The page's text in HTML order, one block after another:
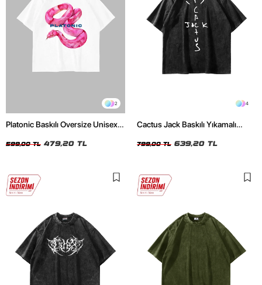
2
Platonic Baskılı Oversize Unisex
599,00 TL 479,20 TL
4
Cactus Jack Baskılı Yıkamalı
799,00 TL 639,20 TL